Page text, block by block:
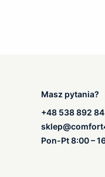
Masz pytania?
+48 538 892
Pon-Pt 8:00 –